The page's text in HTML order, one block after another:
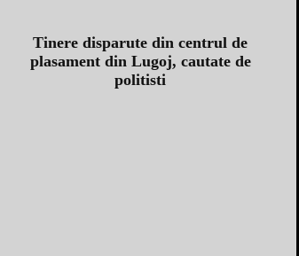
Tinere disparute din centrul de
plasament din Lugoj, cautate de
politisti